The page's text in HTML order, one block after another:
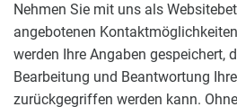
Nehmen Sie mit uns als
angebotenen
werden Ihre Angaben gespeichert,
Bearbeitung und Beantwortung
zurückgegriffen werden kann.